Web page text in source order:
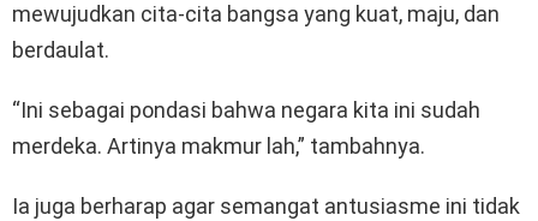
mewujudkan cita-cita bangsa yang kuat, maju, dan
berdaulat.
“Ini sebagai pondasi bahwa negara kita ini sudah
merdeka. Artinya makmur lah,” tambahnya.
Ia juga berharap agar semangat antusiasme ini tidak